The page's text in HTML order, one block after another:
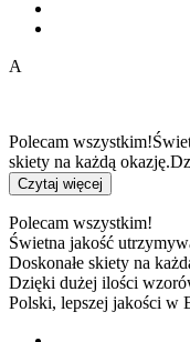
A
Polecam
skiety na każdą
Czytaj więcej
Polecam wszystkim!
Świetna jakość
Doskonałe skiety na
Dzięki dużej ilości
Polski, lepszej jakości w